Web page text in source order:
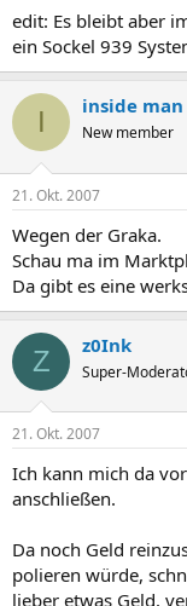
oder Registrieren
CPU-Kühler:
Du hast keine
oder
Oder:
Du hast keine
oderRegistrieren
Mit AGP: meint er
veraltet, denn PCI-E
du ein neues Board.
edit: Es bleibt aber
ein Sockel 939
I inside man
New member
21. Okt. 2007
Wegen der Graka.
Schau ma im
Da gibt es eine
Z z0Ink
Super-
21. Okt. 2007
Ich kann mich da
anschließen.
Da noch Geld
polieren würde,
lieber etwas Geld,